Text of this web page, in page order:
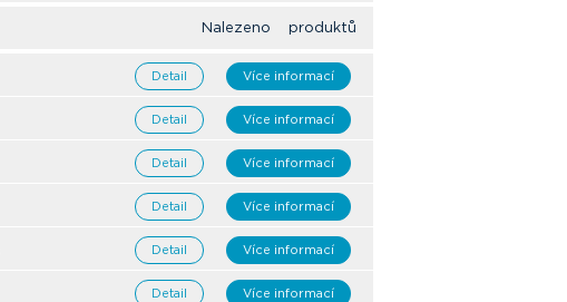
Nalezeno produktů
Více informací
Detail
Více informací
Detail
Více informací
Detail
Více informací
Detail
Více informací
Detail
Více informací
Detail